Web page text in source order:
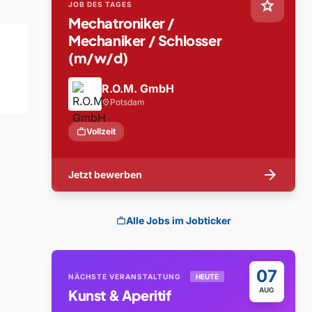
star
JOB DES TAGES
Mechatroniker /
Mechaniker / Schlosser
(m/w/d)
R.O.M. GmbH
location_on Potsdam
workVollzeit
Jetzt bewerben arrow_forward
workAlle Jobs im Jobticker
07
AUG
NÄCHSTE VERANSTALTUNG HEUTE
Kunst & Aperitif